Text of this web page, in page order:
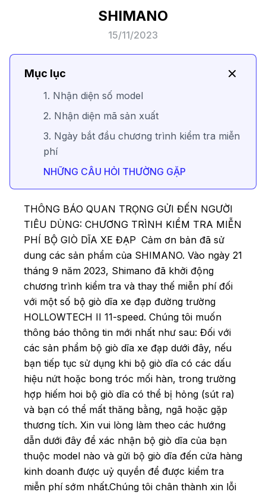
SHIMANO
15/11/2023
Mục lục
1. Nhận diện số model
2. Nhận diện mã sản xuất
3. Ngày bắt đầu chương trình kiểm tra miễn
phí
NHỮNG CÂU HỎI THƯỜNG GẶP
THÔNG BÁO QUAN TRỌNG GỬI ĐẾN NGƯỜI
TIÊU DÙNG: CHƯƠNG TRÌNH KIỂM TRA MIỄN
PHÍ BỘ GIÒ DĨA XE ĐẠP Cảm ơn bản đã sử
dung các sản phẩm của SHIMANO. Vào ngày 21
tháng 9 năm 2023, Shimano đã khởi động
chương trình kiểm tra và thay thế miễn phí đối
với một số bộ giò dĩa xe đạp đường trường
HOLLOWTECH II 11-speed. Chúng tôi muốn
thông báo thông tin mới nhất như sau: Đối với
các sản phẩm bộ giò dĩa xe đạp dưới đây, nếu
bạn tiếp tục sử dụng khi bộ giò dĩa có các dấu
hiệu nứt hoặc bong tróc mối hàn, trong trường
hợp hiếm hoi bộ giò dĩa có thể bị hỏng (sút ra)
và bạn có thể mất thăng bằng, ngã hoặc gặp
thương tích. Xin vui lòng làm theo các hướng
dẫn dưới đây để xác nhận bộ giò dĩa của bạn
thuộc model nào và gửi bộ giò dĩa đến cửa hàng
kinh doanh được uỷ quyền để được kiểm tra
miễn phí sớm nhất.Chúng tôi chân thành xin lỗi